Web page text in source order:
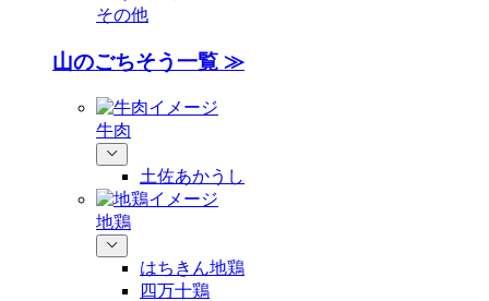
その他
山のごちそう一覧 ≫
牛肉
土佐あかうし
地鶏
はちきん地鶏
四万十鶏